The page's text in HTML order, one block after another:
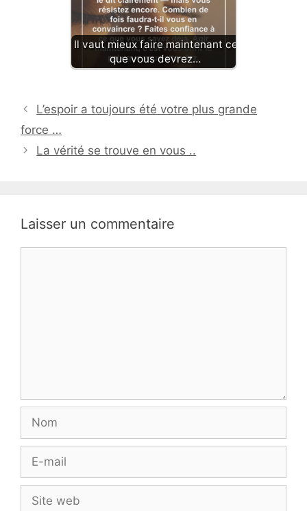
Il vaut mieux faire maintenant ce
que vous devrez…
L’espoir a toujours été votre plus grande
force …
La vérité se trouve en vous ..
Laisser un commentaire
Nom
Site